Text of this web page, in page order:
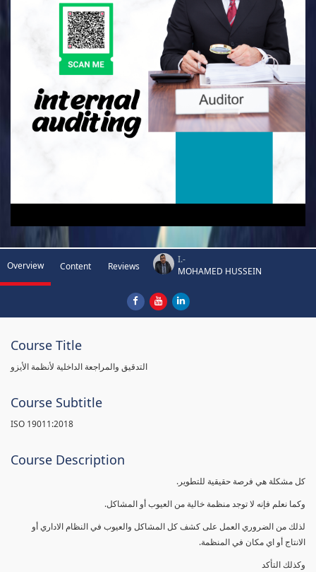
Overview Content Reviews
I.-
MOHAMED HUSSEIN
Course Title
التدقيق والمراجعة الداخلية لأنظمة الأيزو
Course Subtitle
ISO 19011:2018
Course Description
كل مشكلة هي فرصة حقيقية للتطوير.
وكما نعلم فإنه لا توجد منظمة خالية من العيوب أو المشاكل.
لذلك من الضروري العمل على كشف كل المشاكل والعيوب في النظام الاداري أو
الانتاج أو اي مكان في المنظمة.
وكذلك التأكد